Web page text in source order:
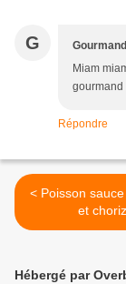
G
Miam
gourmand
Répondre
< Poisson sauce au safran
et
Hébergé par